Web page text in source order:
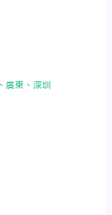
廣東、深圳